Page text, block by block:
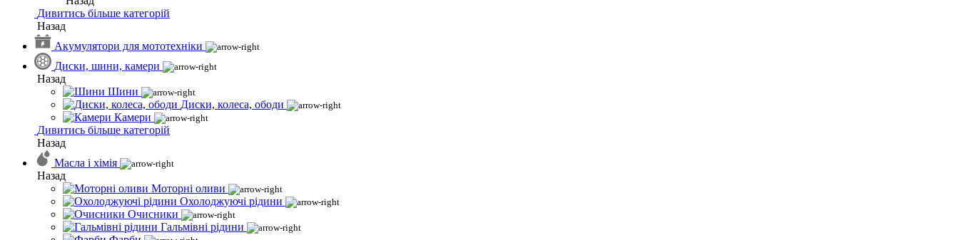
Дивитись більше категорій
Назад
Акумулятори для мототехніки
Диски, шини, камери
Назад
Шини
Диски, колеса, ободи
Камери
Дивитись більше категорій
Назад
Масла і хімія
Назад
Моторні оливи
Охолоджуючі рідини
Очисники
Гальмівні рідини